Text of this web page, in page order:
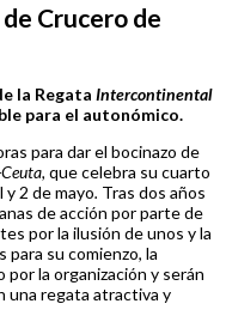
Crucero de
la Regata Intercontinental
para el autonómico.
para dar el bocinazo de
que celebra su cuarto
2 de mayo. Tras dos años
de acción por parte de
por la ilusión de unos y la
su comienzo, la
la organización y serán
una regata atractiva y